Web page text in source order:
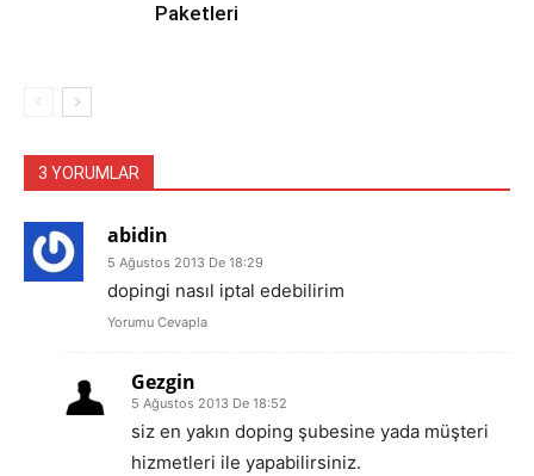
Paketleri
3 YORUMLAR
abidin
5 Ağustos 2013 De 18:29
dopingi nasıl iptal edebilirim
Yorumu Cevapla
Gezgin
5 Ağustos 2013 De 18:52
siz en yakın doping şubesine yada müşteri
hizmetleri ile yapabilirsiniz.